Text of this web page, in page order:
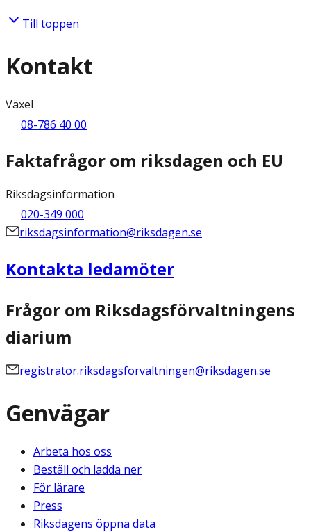
Till toppen
Kontakt
Växel
08-786 40 00
Faktafrågor om riksdagen och EU
Riksdagsinformation
020-349 000
riksdagsinformation@riksdagen.se
Kontakta ledamöter
Frågor om Riksdagsförvaltningens
diarium
registrator.riksdagsforvaltningen@riksdagen.se
Genvägar
Arbeta hos oss
Beställ och ladda ner
För lärare
Press
Riksdagens öppna data